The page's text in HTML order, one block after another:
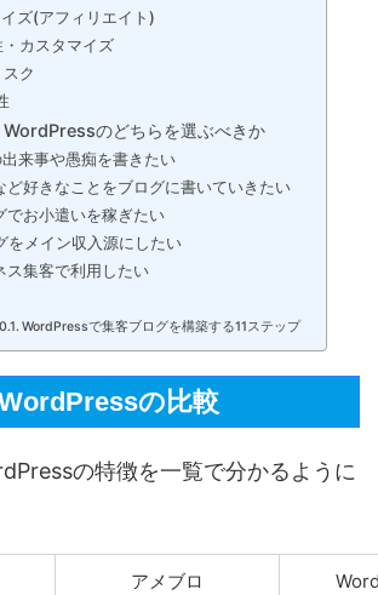
ズ(アフィリエイト)
カスタマイズ
ク
WordPressのどちらを選ぶべきか
出来事や愚痴を書きたい
ど好きなことをブログに書いていきたい
でお小遣いを稼ぎたい
をメイン収入源にしたい
ス集客で利用したい
WordPressで集客ブログを構築する11ステップ
の比較
の特徴を一覧で分かるように
アメブロ